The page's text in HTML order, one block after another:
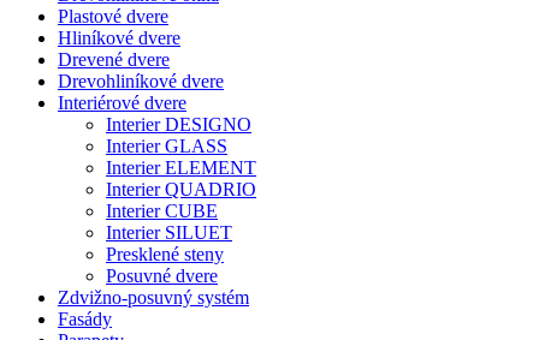
Plastové dvere
Hliníkové dvere
Drevené dvere
Drevohliníkové dvere
Interiérové dvere
Interier DESIGNO
Interier GLASS
Interier ELEMENT
Interier QUADRIO
Interier CUBE
Interier SILUET
Presklené steny
Posuvné dvere
Zdvižno-posuvný systém
Fasády